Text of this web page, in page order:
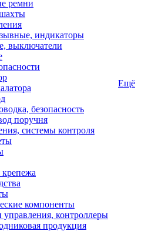
ремни
индикаторы
выключатели
безопасность
поручня
системы контроля
компоненты
управления, контроллеры
продукция
Ещё